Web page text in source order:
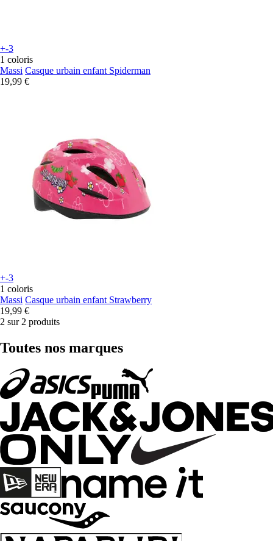
+-3
1 coloris
Massi Casque urbain enfant Spiderman
19,99 €
+-3
1 coloris
Massi Casque urbain enfant Strawberry
19,99 €
2 sur 2 produits
Toutes nos marques